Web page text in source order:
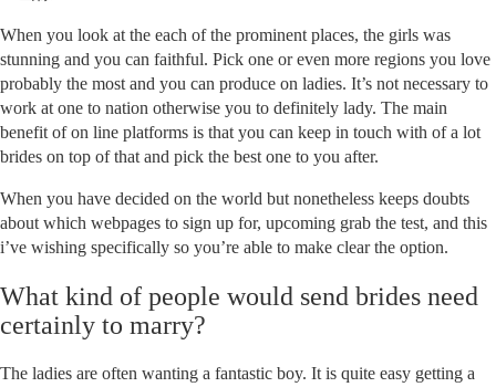
When you look at the each of the prominent places, the girls was
stunning and you can faithful. Pick one or even more regions you love
probably the most and you can produce on ladies. It’s not necessary to
work at one to nation otherwise you to definitely lady. The main
benefit of on line platforms is that you can keep in touch with of a lot
brides on top of that and pick the best one to you after.
When you have decided on the world but nonetheless keeps doubts
about which webpages to sign up for, upcoming grab the test, and this
i’ve wishing specifically so you’re able to make clear the option.
What kind of people would send brides need
certainly to marry?
The ladies are often wanting a fantastic boy. It is quite easy getting a